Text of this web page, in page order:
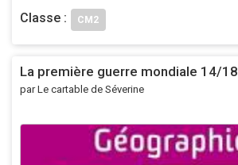
Classe :
CM2
La première guerre mondiale 14/18
par Le cartable de Séverine